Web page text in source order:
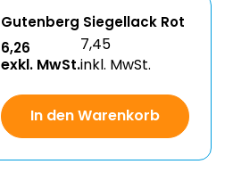
Gutenberg Siegellack Rot
6,26
exkl. MwSt.
7,45
inkl. MwSt.
In den Warenkorb